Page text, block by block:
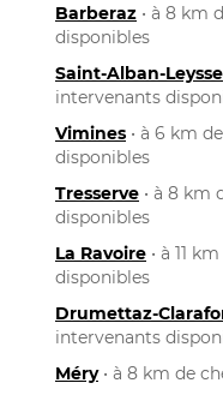
Barberaz • à 8 km
disponibles
Saint-Alban-Leysse
intervenants
Vimines • à 6 km
disponibles
Tresserve • à 8 km
disponibles
La Ravoire • à 11
disponibles
Drumettaz-
intervenants
Méry• à 8 km de